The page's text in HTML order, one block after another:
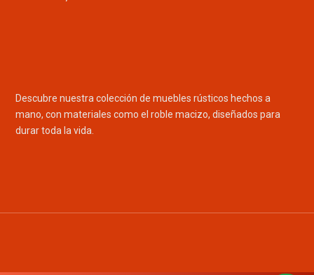
Descubre nuestra colección de muebles rústicos hechos a
mano, con materiales como el roble macizo, diseñados para
durar toda la vida.